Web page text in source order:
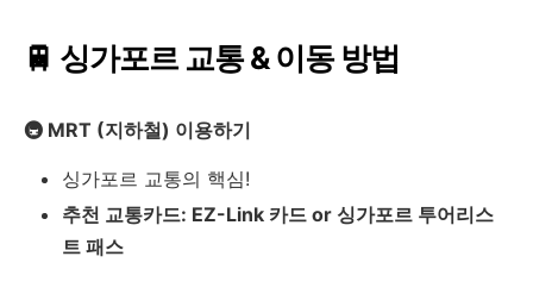
🚆 싱가포르 교통 & 이동 방법
🚇 MRT (지하철) 이용하기
싱가포르 교통의 핵심!
추천 교통카드: EZ-Link 카드 or 싱가포르 투어리스
트 패스